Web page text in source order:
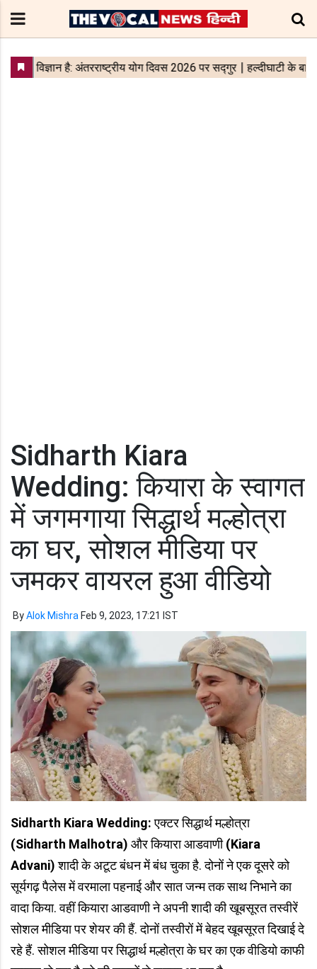
Sidharth Kiara
Wedding: कियारा के स्वागत
में जगमगाया सिद्धार्थ मल्होत्रा
का घर, सोशल मीडिया पर
जमकर वायरल हुआ वीडियो
ByAlok Mishra Feb 9, 2023, 17:21 IST
Sidharth Kiara Wedding:एक्टर सिद्धार्थ मल्होत्रा
(Sidharth Malhotra) और कियारा आडवाणी(Kiara
Advani)शादी के अटूट बंधन में बंध चुका है. दोनों ने एक दूसरे को
सूर्यगढ़ पैलेस में वरमाला पहनाई और सात जन्म तक साथ निभाने का
वादा किया. वहीं कियारा आडवाणी ने अपनी शादी की खूबसूरत तस्वीरें
सोशल मीडिया पर शेयर की हैं. दोनों तस्वीरों में बेहद खूबसूरत दिखाई दे
रहे हैं. सोशल मीडिया पर सिद्धार्थ मल्होत्रा के घर का एक वीडियो काफी